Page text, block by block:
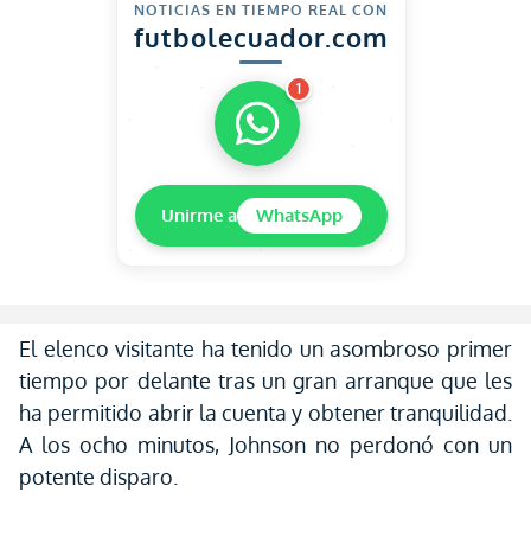
NOTICIAS EN TIEMPO REAL CON
futbolecuador.com
1
Unirme a WhatsApp
El elenco visitante ha tenido un asombroso primer
tiempo por delante tras un gran arranque que les
ha permitido abrir la cuenta y obtener tranquilidad.
A los ocho minutos, Johnson no perdonó con un
potente disparo.